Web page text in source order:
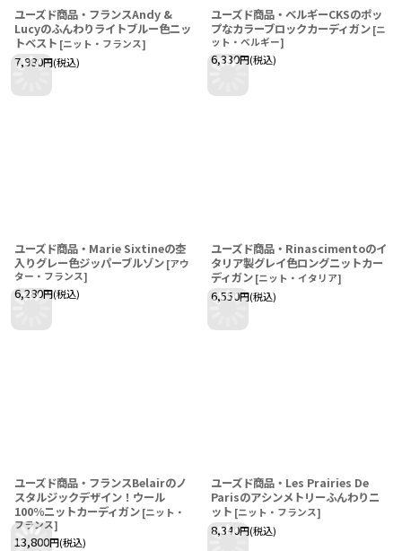
ユーズド商品・フランスAndy &
Lucyのふんわりライトブルー色ニッ
トベスト [ニット・フランス]
7,980円(税込)
ユーズド商品・ベルギーCKSのポッ
プなカラーブロックカーディガン [ニ
ット・ベルギー]
6,330円(税込)
ユーズド商品・Marie Sixtineの杢
入りグレー色ジッパーブルゾン [アウ
ター・フランス]
6,280円(税込)
ユーズド商品・Rinascimentoのイ
タリア製グレイ色ロングニットカー
ディガン [ニット・イタリア]
6,550円(税込)
ユーズド商品・フランスBelairのノ
スタルジックデザイン！ウール
100％ニットカーディガン [ニット・
フランス]
13,800円(税込)
ユーズド商品・Les Prairies De
Parisのアシンメトリーふんわりニ
ット [ニット・フランス]
8,340円(税込)